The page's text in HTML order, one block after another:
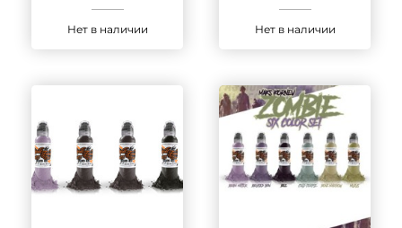
Нет в наличии Нет в наличии